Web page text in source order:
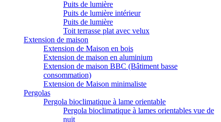
Puits de lumière
Puits de lumière intérieur
Puits de lumière
Toit terrasse plat avec velux
Extension de maison
Extension de Maison en bois
Extension de maison en aluminium
Extension de maison BBC (Bâtiment basse
consommation)
Extension de Maison minimaliste
Pergolas
Pergola bioclimatique à lame orientable
Pergola bioclimatique à lames orientables vue de
nuit